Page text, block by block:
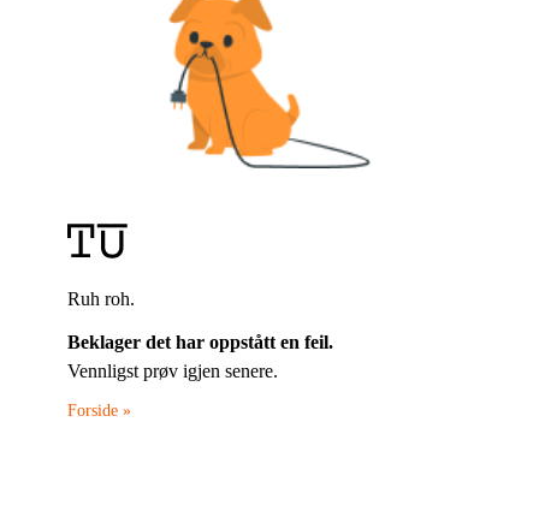
Ruh roh.
Beklager det har oppstått en feil.
Vennligst prøv igjen senere.
Forside »